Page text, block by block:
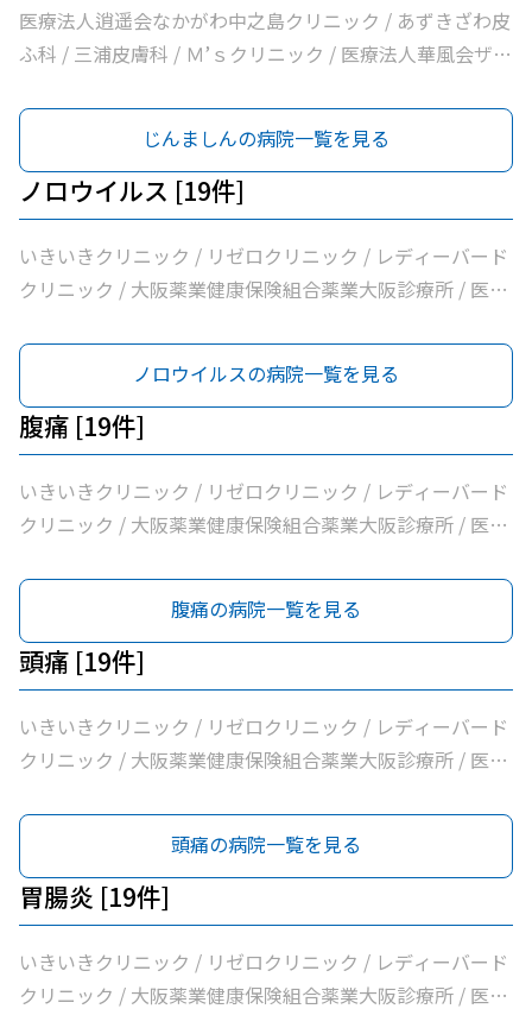
ＡＭＡＣｌｉｎｉｃ淡路町院 / 日本経済新聞社大阪本社診
療所
医療法人逍遥会なかがわ中之島クリニック / あずきざわ皮
ふ科 / 三浦皮膚科 / Ｍ’ｓクリニック / 医療法人華風会ザ・
フ科クリニック
じんましんの病院一覧を見る
ノロウイルス [19件]
いきいきクリニック / リゼロクリニック / レディーバード
クリニック / 大阪薬業健康保険組合薬業大阪診療所 / 医療
医療法人中田クリニック / 医療法人よしえクリニック / 西
沢クリニック / エイゼンクリニック / 大橋クリニック /
Ｍ’ｓクリニック / 虎谷診療所 / 杉林内科クリニック / 北浜
よしおか内科クリニック / 曲直部クリニック / 今泉医院 /
ＡＭＡＣｌｉｎｉｃ淡路町院 / 日本経済新聞社大阪本社診
療所
ノロウイルスの病院一覧を見る
腹痛 [19件]
いきいきクリニック / リゼロクリニック / レディーバード
クリニック / 大阪薬業健康保険組合薬業大阪診療所 / 医療
医療法人中田クリニック / 医療法人よしえクリニック / 西
沢クリニック / エイゼンクリニック / 大橋クリニック /
Ｍ’ｓクリニック / 虎谷診療所 / 杉林内科クリニック / 北浜
よしおか内科クリニック / 曲直部クリニック / 今泉医院 /
ＡＭＡＣｌｉｎｉｃ淡路町院 / 日本経済新聞社大阪本社診
療所
腹痛の病院一覧を見る
頭痛 [19件]
いきいきクリニック / リゼロクリニック / レディーバード
クリニック / 大阪薬業健康保険組合薬業大阪診療所 / 医療
医療法人中田クリニック / 医療法人よしえクリニック / 西
沢クリニック / エイゼンクリニック / 大橋クリニック /
Ｍ’ｓクリニック / 虎谷診療所 / 杉林内科クリニック / 北浜
よしおか内科クリニック / 曲直部クリニック / 今泉医院 /
ＡＭＡＣｌｉｎｉｃ淡路町院 / 日本経済新聞社大阪本社診
療所
頭痛の病院一覧を見る
胃腸炎 [19件]
いきいきクリニック / リゼロクリニック / レディーバード
クリニック / 大阪薬業健康保険組合薬業大阪診療所 / 医療